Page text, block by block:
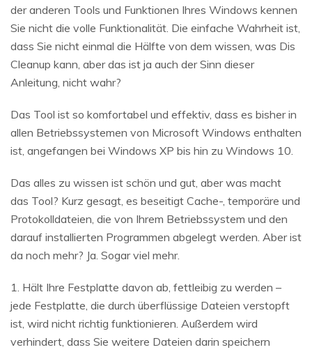
der anderen Tools und Funktionen Ihres Windows kennen
Sie nicht die volle Funktionalität. Die einfache Wahrheit ist,
dass Sie nicht einmal die Hälfte von dem wissen, was Dis
Cleanup kann, aber das ist ja auch der Sinn dieser
Anleitung, nicht wahr?
Das Tool ist so komfortabel und effektiv, dass es bisher in
allen Betriebssystemen von Microsoft Windows enthalten
ist, angefangen bei Windows XP bis hin zu Windows 10.
Das alles zu wissen ist schön und gut, aber was macht
das Tool? Kurz gesagt, es beseitigt Cache-, temporäre und
Protokolldateien, die von Ihrem Betriebssystem und den
darauf installierten Programmen abgelegt werden. Aber ist
da noch mehr? Ja. Sogar viel mehr.
1. Hält Ihre Festplatte davon ab, fettleibig zu werden –
jede Festplatte, die durch überflüssige Dateien verstopft
ist, wird nicht richtig funktionieren. Außerdem wird
verhindert, dass Sie weitere Dateien darin speichern